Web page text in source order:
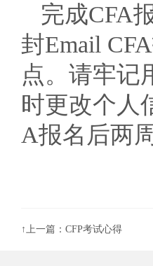
完成CFA
封Email
点。请牢记
时更改个人
A报名后两
↑上一篇：CFP考试心得